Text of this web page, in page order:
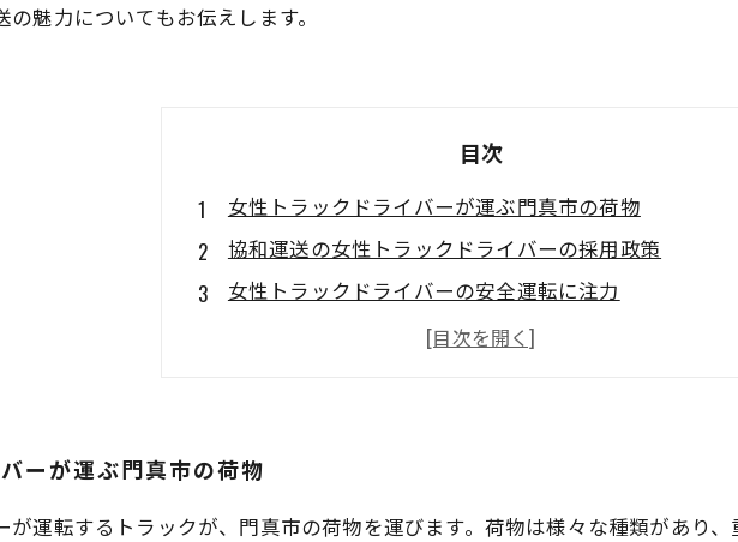
魅力についてもお伝えします。
目次
女性トラックドライバーが運ぶ門真市の荷物
協和運送の女性トラックドライバーの採用政策
女性トラックドライバーの安全運転に注力
「ものがたり運送」という考え方でお客様の期待に応え
ーが運ぶ門真市の荷物
が運転するトラックが、門真市の荷物を運びます。荷物は様々な種類があり